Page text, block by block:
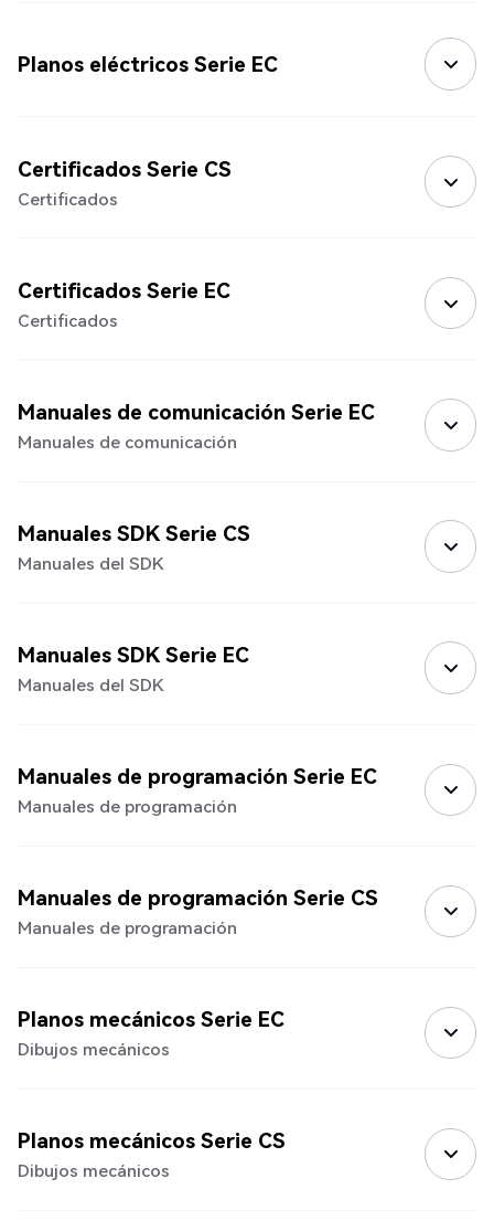
Planos eléctricos Serie EC
Certificados Serie CS
Certificados
Certificados Serie EC
Certificados
Manuales de comunicación Serie EC
Manuales de comunicación
Manuales SDK Serie CS
Manuales del SDK
Manuales SDK Serie EC
Manuales del SDK
Manuales de programación Serie EC
Manuales de programación
Manuales de programación Serie CS
Manuales de programación
Planos mecánicos Serie EC
Dibujos mecánicos
Planos mecánicos Serie CS
Dibujos mecánicos